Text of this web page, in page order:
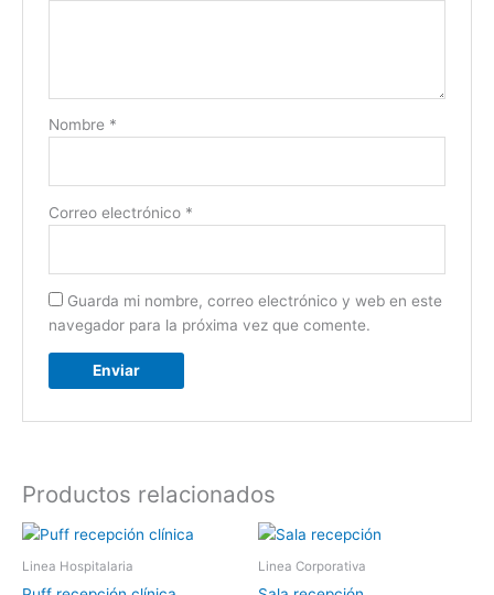
Nombre *
Correo electrónico *
Guarda mi nombre, correo electrónico y web en este
navegador para la próxima vez que comente.
Productos relacionados
Linea Hospitalaria Linea Corporativa